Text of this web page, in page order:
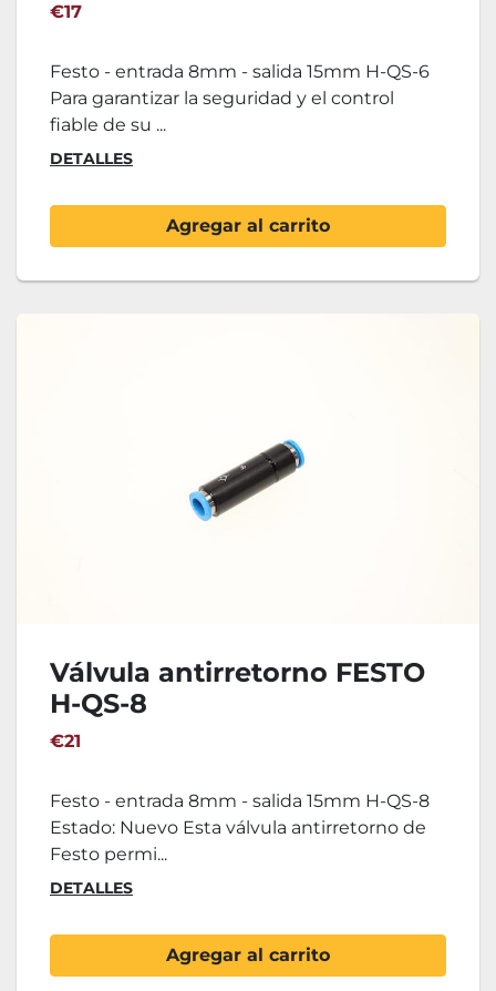
€17
Festo - entrada 8mm - salida 15mm H-QS-6
Para garantizar la seguridad y el control
fiable de su ...
DETALLES
Agregar al carrito
Válvula antirretorno FESTO
H-QS-8
€21
Festo - entrada 8mm - salida 15mm H-QS-8
Estado: Nuevo Esta válvula antirretorno de
Festo permi...
DETALLES
Agregar al carrito